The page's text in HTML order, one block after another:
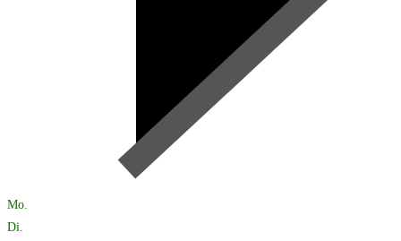
Mo.
Di.